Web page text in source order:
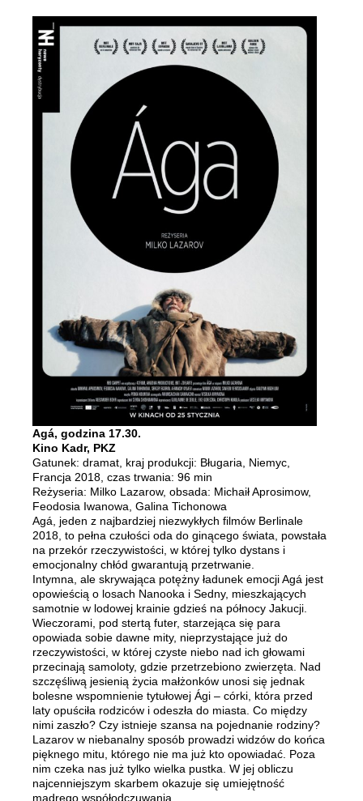
Agá, godzina 17.30.
Kino Kadr, PKZ
Gatunek: dramat, kraj produkcji: Bługaria, Niemyc,
Francja 2018, czas trwania: 96 min
Reżyseria: Milko Lazarow, obsada: Michaił Aprosimow,
Feodosia Iwanowa, Galina Tichonowa
Agá, jeden z najbardziej niezwykłych filmów Berlinale
2018, to pełna czułości oda do ginącego świata, powstała
na przekór rzeczywistości, w której tylko dystans i
emocjonalny chłód gwarantują przetrwanie.
Intymna, ale skrywająca potężny ładunek emocji Agá jest
opowieścią o losach Nanooka i Sedny, mieszkających
samotnie w lodowej krainie gdzieś na północy Jakucji.
Wieczorami, pod stertą futer, starzejąca się para
opowiada sobie dawne mity, nieprzystające już do
rzeczywistości, w której czyste niebo nad ich głowami
przecinają samoloty, gdzie przetrzebiono zwierzęta. Nad
szczęśliwą jesienią życia małżonków unosi się jednak
bolesne wspomnienie tytułowej Ági – córki, która przed
laty opuściła rodziców i odeszła do miasta. Co między
nimi zaszło? Czy istnieje szansa na pojednanie rodziny?
Lazarov w niebanalny sposób prowadzi widzów do końca
pięknego mitu, którego nie ma już kto opowiadać. Poza
nim czeka nas już tylko wielka pustka. W jej obliczu
najcenniejszym skarbem okazuje się umiejętność
mądrego współodczuwania.